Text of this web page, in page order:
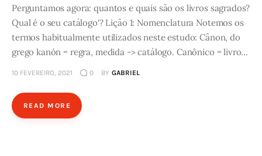
Perguntamos agora: quantos e quais são os livros sagrados?
Qual é o seu catálogo'? Lição 1: Nomenclatura Notemos os
termos habitualmente utilizados neste estudo: Cânon, do
grego kanón = regra, medida -> catálogo. Canônico = livro…
10 FEVEREIRO, 2021 0 BY GABRIEL
READ MORE